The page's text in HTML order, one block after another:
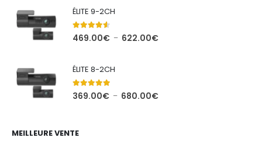
922.00€
ÉLITE 9-2CH
4.44out of 5
469.00€ – 622.00€Plage
622.00€
ÉLITE 8-2CH
5.00out of 5
369.00€ – 680.00€Plage
MEILLEURE VENTE